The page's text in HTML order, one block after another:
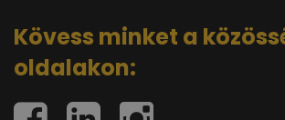
Kövess minket a
oldalakon: